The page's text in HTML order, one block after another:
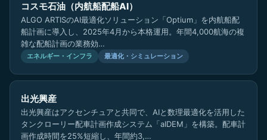
コスモ石油（内航船配船AI）
ALGO ARTISのAI最適化ソリューション「Optium」を内航船配
船計画に導入し、2025年4月から本格運用。年間4,000航海の複
雑な配船計画の業務効…
エネルギー・インフラ 最適化・シミュレーション
出光興産
出光興産はアクセンチュアと共同で、AIと数理最適化を活用した
タンクローリー配車計画作成システム「aIDEM」を構築。配車計
画作成時間を25%短縮し、年間約3,…